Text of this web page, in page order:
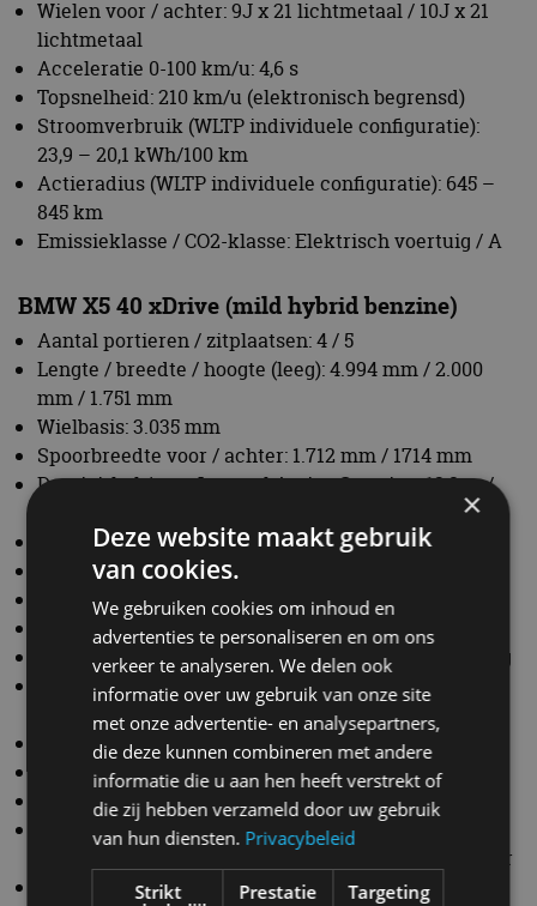
BMW X5 40 xDrive (mild hybrid benzine)
Aantal portieren / zitplaatsen: 4 / 5
Lengte / breedte / hoogte (leeg): 4.994 mm / 2.000
mm / 1.751 mm
Wielbasis: 3.035 mm
Spoorbreedte voor / achter: 1.712 mm / 1714 mm
Draaicirkel / met Integral Active Steering: 12,8 m /
Leeggewicht voertuig (DIN / EU): 2.290 kg / 2.365 kg
Laadvermogen volgens DIN: 710 kg
Toegestaan totaalgewicht: 3.000 kg
Toegestane aslasten voor / achter: 1.385 kg / 1.715 kg
Max. toegestane aanhangerlast geremd (12%) /
ongeremd: 3.000 kg / 750 kg
Max. toegestane daklast / kogeldruk: 100 kg / 110 kg
Luchtweerstandscoëfficiënt (Cx x A): 0,29 x 2,95
Aandrijfconcept: BMW TwinPower Turbo, 48V mild
hybrid-technologie met geïntegreerde elektromotor
Totaal vermogen / koppel: 294 kW (400 pk) / 580 Nm
Verbrandingsmotor: 6-cilinder-in-lijn, 4 kleppen per
cilinder
Cilinderinhoud: 2.998 cm³
Slag / boring: 94,6 mm / 82,0 mm
Compressieverhouding: 11.0:1
Brandstoftype: Benzine (Min ROZ 91)
Nominaal vermogen motor: 294 kW (400 pk) bij 5.200
Nominaal koppel motor: 540 Nm bij 1.980 – 5.000
×
Deze website maakt gebruik
van cookies.
We gebruiken cookies om inhoud en
advertenties te personaliseren en om ons
verkeer te analyseren. We delen ook
informatie over uw gebruik van onze site
met onze advertentie- en analysepartners,
die deze kunnen combineren met andere
informatie die u aan hen heeft verstrekt of
die zij hebben verzameld door uw gebruik
van hun diensten. Privacybeleid
Strikt
Prestatie Targeting